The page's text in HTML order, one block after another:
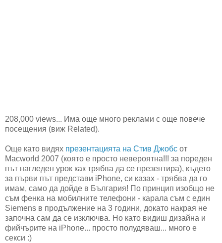
208,000 views... Има още много реклами с още повече
посещения (виж Related).
Още като видях презентацията на Стив Джобс от
Macworld 2007 (която е просто невероятна!!! за пореден
път нагледен урок как трябва да се презентира), където
за първи път представи iPhone, си казах - трябва да го
имам, само да дойде в България! По принцип изобщо не
съм фенка на мобилните телефони - карала съм с един
Siemens в продължение на 3 години, докато накрая не
започна сам да се изключва. Но като видиш дизайна и
фийчърите на iPhone... просто полудяваш... много е
секси :)